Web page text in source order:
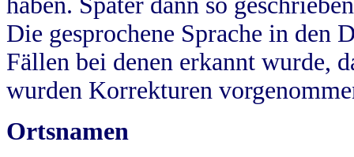
Die gesprochene Sprache in
Fällen bei denen erkannt wurde,
wurden Korrekturen
Ortsnamen